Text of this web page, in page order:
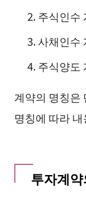
주식인수
사채인수
주식양도
계약의 명칭은
명칭에 따라
투자계